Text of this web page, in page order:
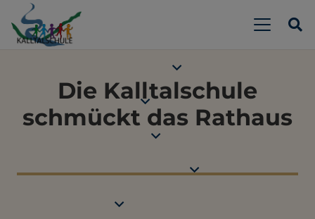
Die Kalltalschule
schmückt das Rathaus